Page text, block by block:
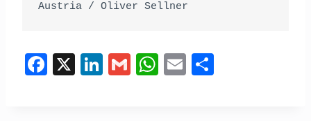
Austria / Oliver Sellner
F
X
Li
G
W E